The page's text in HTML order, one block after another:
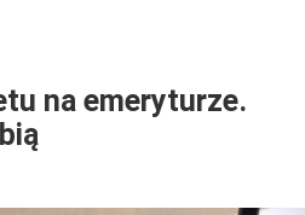
na emeryturze.